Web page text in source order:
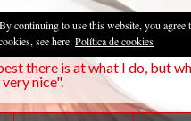
there is at what I do, but
nice".
continuing to use this website, you agree
see here:Política de cookies